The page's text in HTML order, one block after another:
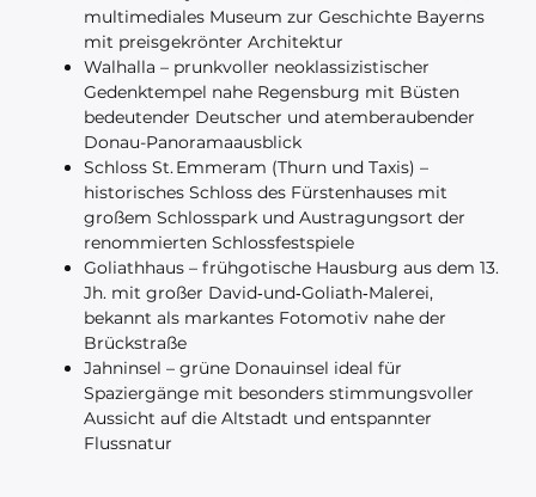
multimediales Museum zur Geschichte Bayerns
mit preisgekrönter Architektur
Walhalla – prunkvoller neoklassizistischer
Gedenktempel nahe Regensburg mit Büsten
bedeutender Deutscher und atemberaubender
Donau-Panoramaausblick
Schloss St. Emmeram (Thurn und Taxis) –
historisches Schloss des Fürstenhauses mit
großem Schlosspark und Austragungsort der
renommierten Schlossfestspiele
Goliathhaus – frühgotische Hausburg aus dem 13.
Jh. mit großer David‑und‑Goliath‑Malerei,
bekannt als markantes Fotomotiv nahe der
Brückstraße
Jahninsel – grüne Donauinsel ideal für
Spaziergänge mit besonders stimmungsvoller
Aussicht auf die Altstadt und entspannter
Flussnatur